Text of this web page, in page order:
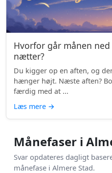
Hvorfor går månen
nætter?
Du kigger op en aften, og
hænger højt. Næste aften?
færdig med at ...
Læs mere →
Månefaser i
Svar opdateres dagligt
månefase i Almere Stad.